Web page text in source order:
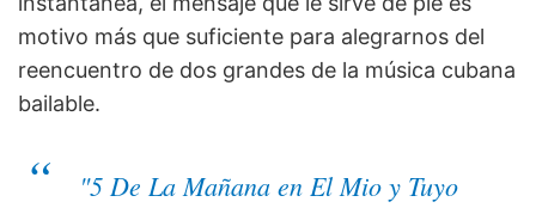
motivo más que suficiente para alegrarnos del
reencuentro de dos grandes de la música cubana
bailable.
"5 De La Mañana en El Mio y Tuyo